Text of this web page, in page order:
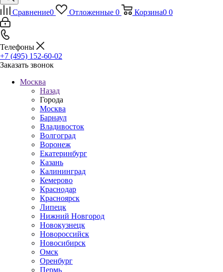
Сравнение0 Отложенные 0 Корзина0 0
Телефоны
+7 (495) 152-60-02
Заказать звонок
Москва
Назад
Города
Москва
Барнаул
Владивосток
Волгоград
Воронеж
Екатеринбург
Казань
Калининград
Кемерово
Краснодар
Красноярск
Липецк
Нижний Новгород
Новокузнецк
Новороссийск
Новосибирск
Омск
Оренбург
Пермь